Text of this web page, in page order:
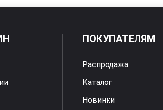
ПОКУПАТЕЛЯМ
Распродажа
Каталог
Новинки